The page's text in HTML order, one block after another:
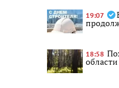
19:07
18:58